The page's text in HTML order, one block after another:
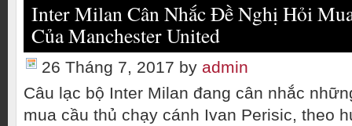
Inter Milan Cân Nhắc Đề Nghị Hỏi
Của Manchester United
26 Tháng 7, 2017 by admin
Câu lạc bộ Inter Milan đang cân nhắc
mua cầu thủ chạy cánh Ivan Perisic, theo